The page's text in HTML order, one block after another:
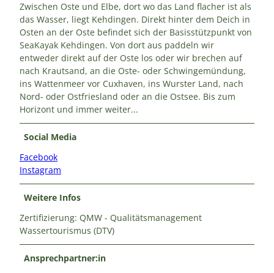
Zwischen Oste und Elbe, dort wo das Land flacher ist als
das Wasser, liegt Kehdingen. Direkt hinter dem Deich in
Osten an der Oste befindet sich der Basisstützpunkt von
SeaKayak Kehdingen. Von dort aus paddeln wir
entweder direkt auf der Oste los oder wir brechen auf
nach Krautsand, an die Oste- oder Schwingemündung,
ins Wattenmeer vor Cuxhaven, ins Wurster Land, nach
Nord- oder Ostfriesland oder an die Ostsee. Bis zum
Horizont und immer weiter...
Social Media
Facebook
Instagram
Weitere Infos
Zertifizierung: QMW - Qualitätsmanagement
Wassertourismus (DTV)
Ansprechpartner:in